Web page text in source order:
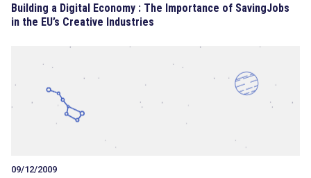
Building a Digital Economy : The Importance of SavingJobs
in the EU’s Creative Industries
09/12/2009